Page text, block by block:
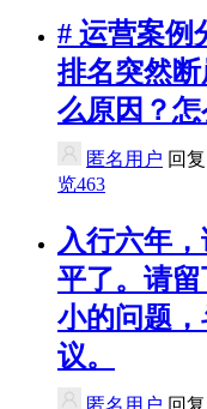
# 运营案例
排名突然
么原因？怎
匿名用户 回
览463
入行六年
平了。请
小的问题
议。
匿名用户 回